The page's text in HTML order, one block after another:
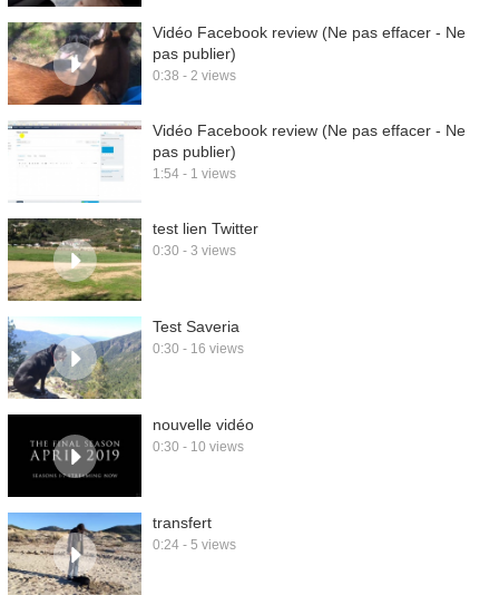
Vidéo Facebook review (Ne pas effacer - Ne
pas publier)
0:38 - 2 views
Vidéo Facebook review (Ne pas effacer - Ne
pas publier)
1:54 - 1 views
test lien Twitter
0:30 - 3 views
Test Saveria
0:30 - 16 views
nouvelle vidéo
0:30 - 10 views
transfert
0:24 - 5 views